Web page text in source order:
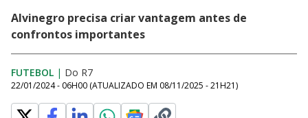
Alvinegro precisa criar vantagem antes de
confrontos importantes
FUTEBOL | Do R7
22/01/2024 - 06H00 (ATUALIZADO EM 08/11/2025 - 21H21)